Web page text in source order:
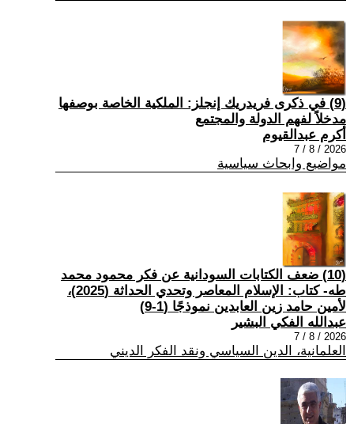
(9) في ذكرى فريدريك إنجلز: الملكية الخاصة بوصفها
مدخلاً لفهم الدولة والمجتمع
أكرم عبدالقيوم
2026 / 8 / 7
مواضيع وابحاث سياسية
(10) ضعف الكتابات السودانية عن فكر محمود محمد
طه- كتاب: الإسلام المعاصر وتحدي الحداثة (2025)،
لأمين حامد زين العابدين نموذجًا (1-9)
عبدالله الفكي البشير
2026 / 8 / 7
العلمانية، الدين السياسي ونقد الفكر الديني